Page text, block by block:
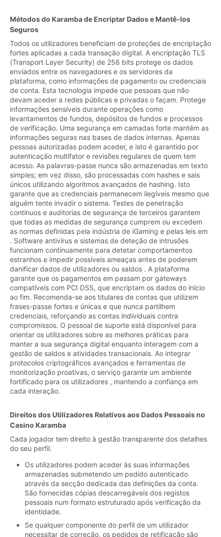
Métodos do Karamba de Encriptar Dados e Mantê-los
Seguros
Todos os utilizadores beneficiam de proteções de encriptação
fortes aplicadas a cada transação digital. A encriptação TLS
(Transport Layer Security) de 256 bits protege os dados
enviados entre os navegadores e os servidores da
plataforma, como informações de pagamento ou credenciais
de conta. Esta tecnologia impede que pessoas que não
devam aceder a redes públicas e privadas o façam. Protege
informações sensíveis durante operações como
levantamentos de fundos, depósitos de fundos e processos
de verificação. Uma segurança em camadas forte mantém as
informações seguras nas bases de dados internas. Apenas
pessoas autorizadas podem aceder, e isto é garantido por
autenticação multifator e revisões regulares de quem tem
acesso. As palavras-passe nunca são armazenadas em texto
simples; em vez disso, são processadas com hashes e sais
únicos utilizando algoritmos avançados de hashing. Isto
garante que as credenciais permanecem ilegíveis mesmo que
alguém tente invadir o sistema. Testes de penetração
contínuos e auditorias de segurança de terceiros garantem
que todas as medidas de segurança cumprem ou excedem
as normas definidas pela indústria de iGaming e pelas leis em
. Software antivírus e sistemas de deteção de intrusões
funcionam continuamente para detetar comportamentos
estranhos e impedir possíveis ameaças antes de poderem
danificar dados de utilizadores ou saldos . A plataforma
garante que os pagamentos em passam por gateways
compatíveis com PCI DSS, que encriptam os dados do início
ao fim. Recomenda-se aos titulares de contas que utilizem
frases-passe fortes e únicas e que nunca partilhem
credenciais, reforçando as contas individuais contra
compromissos. O pessoal de suporte está disponível para
orientar os utilizadores sobre as melhores práticas para
manter a sua segurança digital enquanto interagem com a
gestão de saldos e atividades transacionais. Ao integrar
protocolos criptográficos avançados e ferramentas de
monitorização proativas, o serviço garante um ambiente
fortificado para os utilizadores , mantendo a confiança em
cada interação.
Direitos dos Utilizadores Relativos aos Dados Pessoais no
Casino Karamba
Cada jogador tem direito à gestão transparente dos detalhes
do seu perfil.
Os utilizadores podem aceder às suas informações
armazenadas submetendo um pedido autenticado
através da secção dedicada das definições da conta.
São fornecidas cópias descarregáveis dos registos
pessoais num formato estruturado após verificação da
identidade.
Se qualquer componente do perfil de um utilizador
necessitar de correção, os pedidos de retificação são